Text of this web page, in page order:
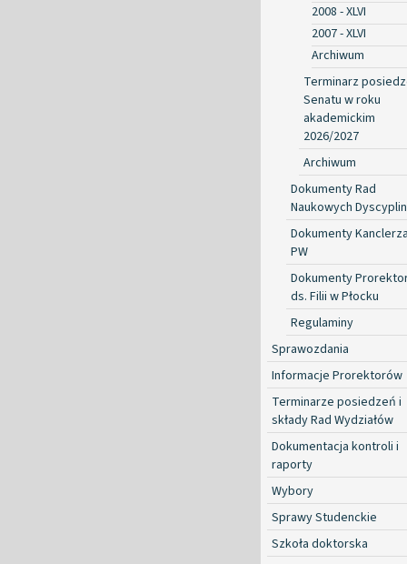
2008 - XLVI
2007 - XLVI
Archiwum
Terminarz
Senatu w roku
akademickim
2026/2027
Archiwum
Dokumenty Rad
Naukowych Dyscyplin
Dokumenty
PW
Dokumenty
ds. Filii w Płocku
Regulaminy
Sprawozdania
Informacje Prorektorów
Terminarze posiedzeń i
składy Rad Wydziałów
Dokumentacja kontroli i
raporty
Wybory
Sprawy Studenckie
Szkoła doktorska